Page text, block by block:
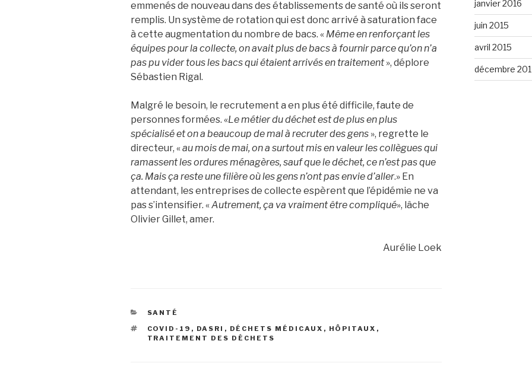
emmenés de nouveau dans des établissements de santé où ils seront
remplis. Un système de rotation qui est donc arrivé à saturation face
à cette augmentation du nombre de bacs. « Même en renforçant les
équipes pour la collecte, on avait plus de bacs à fournir parce qu’on n’a
pas pu vider tous les bacs qui étaient arrivés en traitement», déplore
Sébastien Rigal.
Malgré le besoin, le recrutement a en plus été difficile, faute de
personnes formées. «Le métier du déchet est de plus en plus
spécialisé et on a beaucoup de mal à recruter des gens », regrette le
directeur, «au mois de mai, on a surtout mis en valeur les collègues qui
ramassent les ordures ménagères, sauf que le déchet, ce n’est pas que
ça. Mais ça reste une filière où les gens n’ont pas envie d’aller.» En
attendant, les entreprises de collecte espèrent que l’épidémie ne va
pas s’intensifier. «Autrement, ça va vraiment être compliqué», lâche
Olivier Gillet, amer.
Aurélie Loek
CATÉGORIES
SANTÉ
ÉTIQUETTES
COVID-19 , DASRI , DÉCHETS MÉDICAUX , HÔPITAUX ,
TRAITEMENT DES DÉCHETS
janvier 2016
juin 2015
avril 2015
décembre